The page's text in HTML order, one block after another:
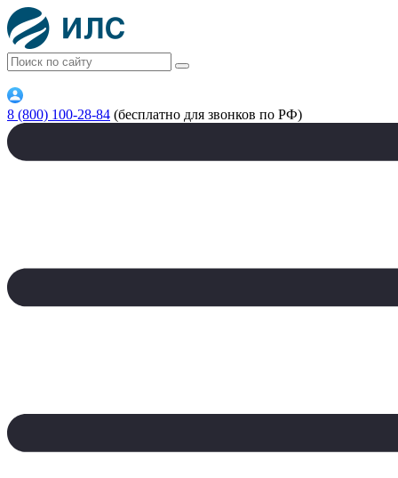
8 (800) 100-28-84 (бесплатно для звонков по РФ)